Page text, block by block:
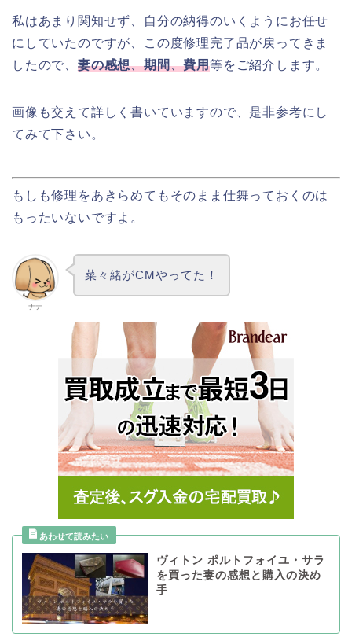
私はあまり関知せず、自分の納得のいくようにお任せ
にしていたのですが、この度修理完了品が戻ってきま
したので、 妻の感想、期間、費用等をご紹介します。
画像も交えて詳しく書いていますので、是非参考にし
てみて下さい。
もしも修理をあきらめてもそのまま仕舞っておくのは
もったいないですよ。
ナナ
菜々緒がCMやってた！
ヴィトン ポルトフォイユ・サラ
を買った妻の感想と購入の決め
手